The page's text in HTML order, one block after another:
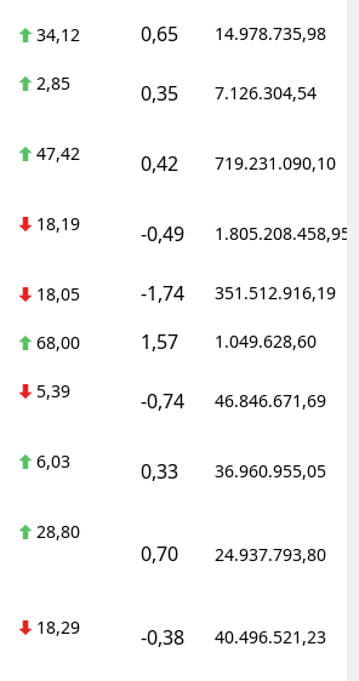
34,12 0,65 14.978.735,98
2,85 0,35 7.126.304,54
47,42 0,42 719.231.090,10
18,19 -0,49 1.805.208.458,95
18,05 -1,74 351.512.916,19
68,00 1,57 1.049.628,60
5,39 -0,74 46.846.671,69
6,03 0,33 36.960.955,05
28,80
0,70 24.937.793,80
18,29 -0,38 40.496.521,23